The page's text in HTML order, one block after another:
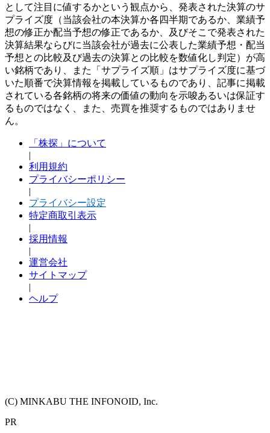
として注目に値するかという観点から、発表された決算のサ
プライズ度（当該会社の本決算か各四半期であるか、業績予
想の修正か配当予想の修正であるか、及びそこで発表された
決算結果ならびに当該会社が過去に公表した業績予想・配当
予想との比較及び過去の決算との比較を数値化し判定）が高
い銘柄であり、また「サプライズ順」はサプライズ度に基づ
いた順番で決算情報を掲載しているものであり、記事に掲載
されている各銘柄の将来の価値の動向を示唆あるいは保証す
るものではなく、また、売買を推奨するものではありませ
ん。
「株探」について
|
利用規約
プライバシーポリシー
|
プライバシー設定
特定商取引表示
|
採用情報
|
運営会社
サイトマップ
|
ヘルプ
(C) MINKABU THE INFONOID, Inc.
PR